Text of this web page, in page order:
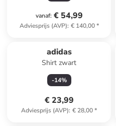
vanaf: € 54,99
Adviesprijs (AVP): € 140,00*
adidas
Shirt zwart
-14%
€ 23,99
Adviesprijs (AVP): € 28,00*